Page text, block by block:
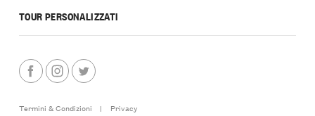
TOUR PERSONALIZZATI
Termini & Condizioni | Privacy